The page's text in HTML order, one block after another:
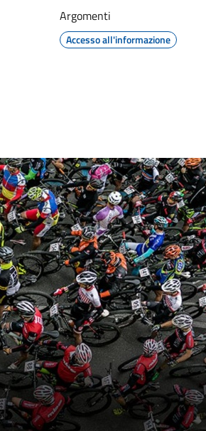
Argomenti
Accesso all'informazione